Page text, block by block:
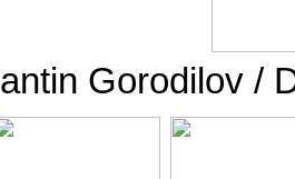
Gorodilov /